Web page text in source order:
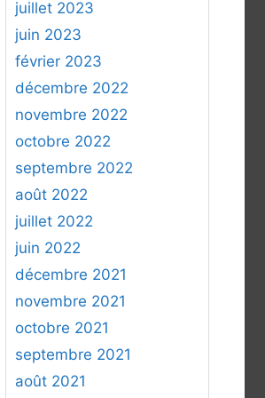
juillet 2023
juin 2023
février 2023
décembre 2022
novembre 2022
octobre 2022
septembre 2022
août 2022
juillet 2022
juin 2022
décembre 2021
novembre 2021
octobre 2021
septembre 2021
août 2021